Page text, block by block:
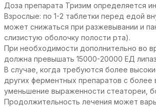
Доза препарата Тризим определяется
Взрослые: по 1-2 таблетки перед едой
может снижаться при разжевывании и
слизистую оболочку полости рта).
При необходимости дополнительно во
должна превышать 15000-20000 ЕД
В случае, когда требуются более
других ферментных препаратов с более
уменьшение выраженности стеатореи,
Продолжительность лечения может